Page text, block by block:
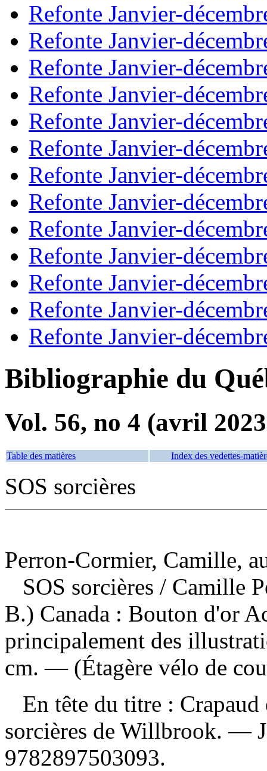
Refonte Janvier-
Refonte Janvier-
Refonte Janvier-
Refonte Janvier-
Refonte Janvier-
Refonte Janvier-
Refonte Janvier-
Refonte Janvier-
Refonte Janvier-
Refonte Janvier-
Refonte Janvier-
Refonte Janvier-
Refonte Janvier-
Bibliographie du
Vol. 56, no 4 (avril
Table des matières Index des vedettes-
SOS sorcières
Perron-Cormier, Camille,
SOS sorcières / Camille
B.) Canada : Bouton d'or
principalement des
cm. — (Étagère vélo de
En tête du titre : Crapaud
sorcières de Willbrook. —
9782897503093.